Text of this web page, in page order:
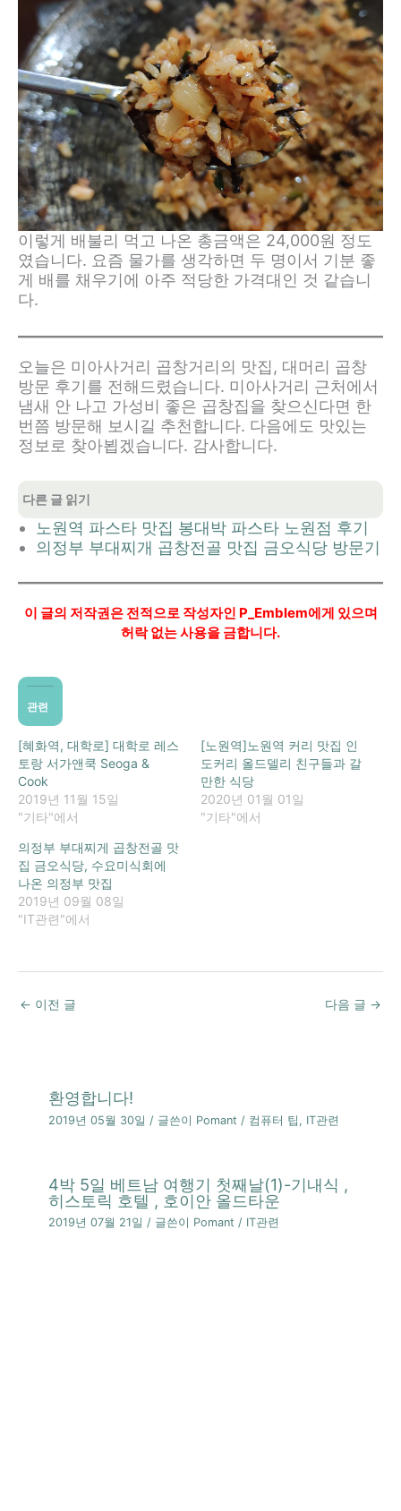
이렇게 배불리 먹고 나온 총금액은 24,000원 정도
였습니다. 요즘 물가를 생각하면 두 명이서 기분 좋
게 배를 채우기에 아주 적당한 가격대인 것 같습니
다.
오늘은 미아사거리 곱창거리의 맛집, 대머리 곱창
방문 후기를 전해드렸습니다. 미아사거리 근처에서
냄새 안 나고 가성비 좋은 곱창집을 찾으신다면 한
번쯤 방문해 보시길 추천합니다. 다음에도 맛있는
정보로 찾아뵙겠습니다. 감사합니다.
다른 글 읽기
노원역 파스타 맛집 봉대박 파스타 노원점 후기
의정부 부대찌개 곱창전골 맛집 금오식당 방문기
이 글의 저작권은 전적으로 작성자인 P_Emblem에게 있으며
허락 없는 사용을 금합니다.
관련
[혜화역, 대학로] 대학로 레스
토랑 서가앤쿡 Seoga &
Cook
2019년 11월 15일
"기타"에서
[노원역]노원역 커리 맛집 인
도커리 올드델리 친구들과 갈
만한 식당
2020년 01월 01일
"기타"에서
의정부 부대찌게 곱창전골 맛
집 금오식당, 수요미식회에
나온 의정부 맛집
2019년 09월 08일
"IT관련"에서
← 이전 글 다음 글 →
환영합니다!
2019년 05월 30일 / 글쓴이 Pomant / 컴퓨터 팁 , IT관련
4박 5일 베트남 여행기 첫째날(1)-기내식 ,
히스토릭 호텔 , 호이안 올드타운
2019년 07월 21일/ 글쓴이 Pomant/ IT관련